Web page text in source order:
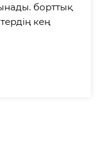
борттық
кең